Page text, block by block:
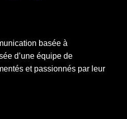
basée à
d’une équipe de
et passionnés par leur